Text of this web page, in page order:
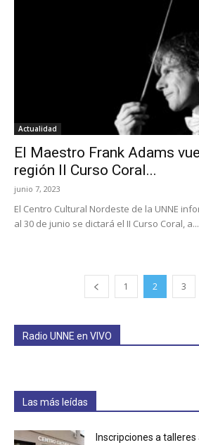
Actualidad
El Maestro Frank Adams
región II Curso Coral...
junio 7, 2023
El Centro Cultural Nordeste de la UNNE
al 30 de junio se dictará el II Curso Coral, a...
1 2 3
Radio UNNE en VIVO
Las más leídas
Inscripciones a talleres